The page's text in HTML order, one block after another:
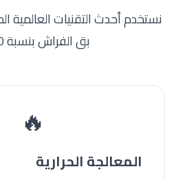
نستخدم أحدث التقنيات العالمية
بق الفراش بنسبة 100%
🔥
المعالجة الحرارية